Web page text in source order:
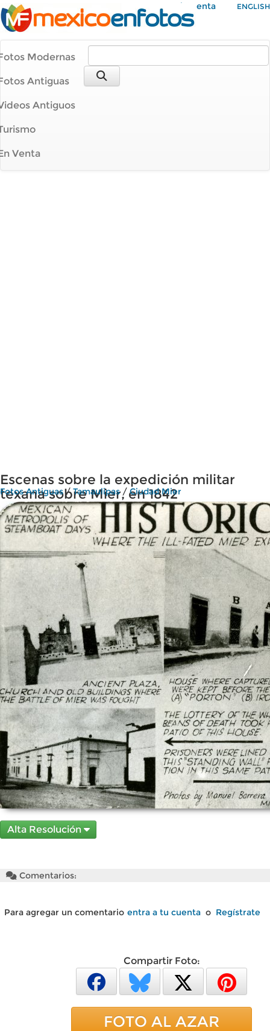
Mi Cuenta ENGLISH
Modernas
Antiguas
Antiguos
Venta
Escenas sobre la expedición militar
texana sobre Mier, en 1842
Fotos Antiguas/Tamaulipas/Ciudad Mier
Alta Resolución
Comentarios:
Para agregar un comentario entra a tu cuenta o Regístrate
Compartir Foto:
FOTO AL AZAR